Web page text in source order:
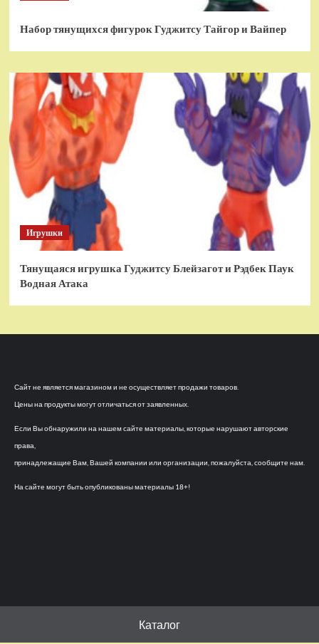
Набор тянущихся фигурок Гуджитсу Тайгор и Вайпер
Игрушки
Тянущаяся игрушка Гуджитсу Блейзагот и Рэдбек Паук
Водная Атака
Сайт не является магазином и не осуществляет продажи товаров.
Цены на продукты могут отличаться от заявленных.
Если Вы обнаружили на нашем сайте материалы, которые нарушают авторские
права,
принадлежащие Вам, Вашей компании или организации, пожалуйста, сообщите нам.
На сайте могут быть опубликованы материалы 18+!
Каталог